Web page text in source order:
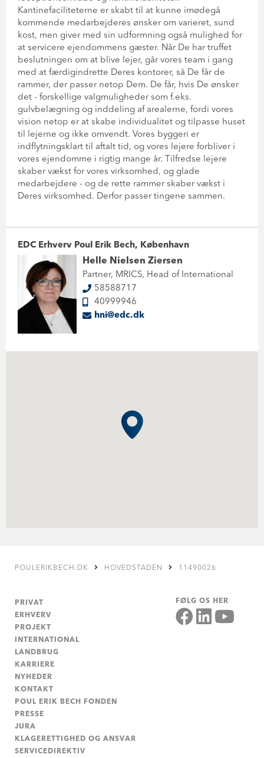
Kantinefaciliteterne er skabt til at kunne imødegå
kommende medarbejderes ønsker om varieret, sund
kost, men giver med sin udformning også mulighed for
at servicere ejendommens gæster. Når De har truffet
beslutningen om at blive lejer, går vores team i gang
med at færdigindrette Deres kontorer, så De får de
rammer, der passer netop Dem. De får, hvis De ønsker
det - forskellige valgmuligheder som f.eks.
gulvbelægning og inddeling af arealerne, fordi vores
vision netop er at skabe individualitet og tilpasse huset
til lejerne og ikke omvendt. Vores byggeri er
indflytningsklart til aftalt tid, og vores lejere forbliver i
vores ejendomme i rigtig mange år. Tilfredse lejere
skaber vækst for vores virksomhed, og glade
medarbejdere - og de rette rammer skaber vækst i
Deres virksomhed. Derfor passer tingene sammen.
EDC Erhverv Poul Erik Bech, København
Helle Nielsen Ziersen
Partner, MRICS, Head of International
58588717
40999946
hni@edc.dk
POULERIKBECH.DK HOVEDSTADEN 11490026
PRIVAT
ERHVERV
PROJEKT
INTERNATIONAL
LANDBRUG
KARRIERE
NYHEDER
KONTAKT
POUL ERIK BECH FONDEN
PRESSE
JURA
KLAGERETTIGHED OG ANSVAR
SERVICEDIREKTIV
FØLG OS HER